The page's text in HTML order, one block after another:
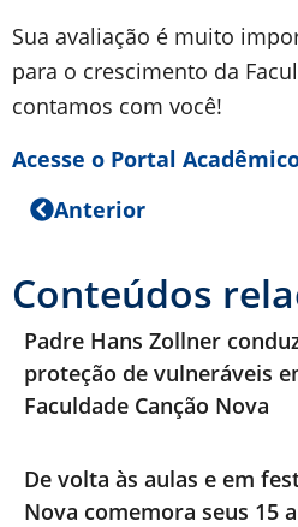
Sua avaliação é muito
para o crescimento da
contamos com você!
Acesse o Portal
Anterior
Conteúdos
Padre Hans Zollner
proteção de vulneráveis
Faculdade Canção Nova
De volta às aulas e em
Nova comemora seus 15